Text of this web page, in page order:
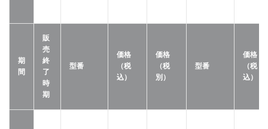
期
間
販
売
終
了
時
期
型番
価格
（税
込）
価格
（税
別）
型番
価格
（税
込）